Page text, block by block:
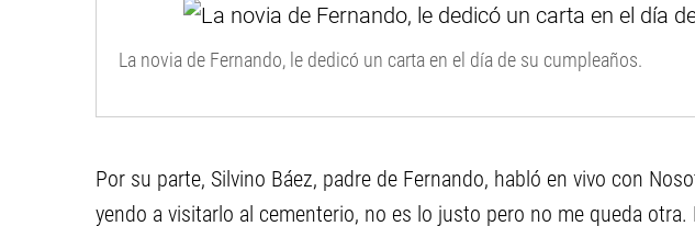
La novia de Fernando, le dedicó un carta en el día de su cumpleaños.
Por su parte, Silvino Báez, padre de Fernando, habló en vivo con
yendo a visitarlo al cementerio, no es lo justo pero no me queda otra.